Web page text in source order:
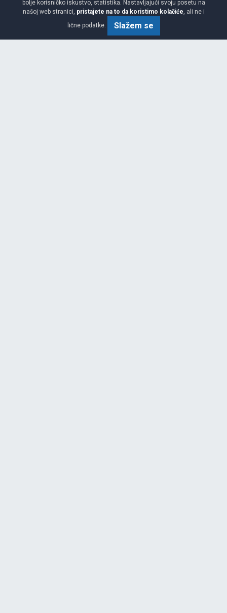
bolje korisničko iskustvo, statistika. Nastavljajući svoju posetu na
našoj web stranici, pristajete na to da koristimo kolačiće, ali ne i
lične podatke.
Slažem se